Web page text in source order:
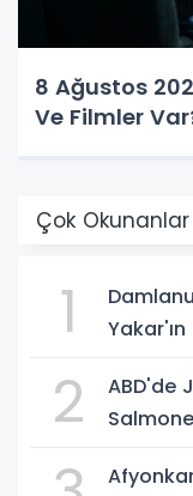
8 Ağustos
Ve Filmler
Çok Okunanlar
1
2
ABD'de